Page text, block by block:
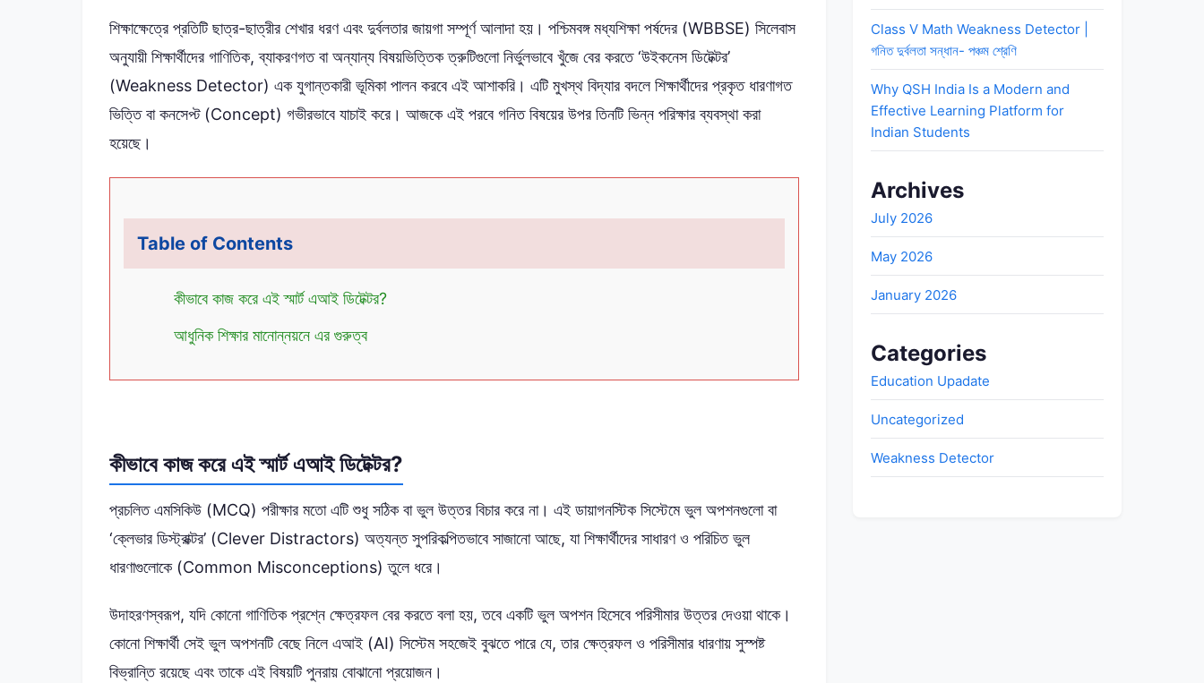
শিক্ষাক্ষেত্রে প্রতিটি ছাত্র-ছাত্রীর শেখার ধরণ এবং দুর্বলতার জায়গা সম্পূর্ণ আলাদা হয়। পশ্চিমবঙ্গ মধ্যশিক্ষা পর্ষদের (WBBSE) সিলেবাস
অনুযায়ী শিক্ষার্থীদের গাণিতিক, ব্যাকরণগত বা অন্যান্য বিষয়ভিত্তিক ত্রুটিগুলো নির্ভুলভাবে খুঁজে বের করতে ‘উইকনেস ডিটেক্টর’
(Weakness Detector) এক যুগান্তকারী ভূমিকা পালন করবে এই আশাকরি। এটি মুখস্থ বিদ্যার বদলে শিক্ষার্থীদের প্রকৃত ধারণাগত
ভিত্তি বা কনসেপ্ট (Concept) গভীরভাবে যাচাই করে। আজকে এই পরবে গনিত বিষয়ের উপর তিনটি ভিন্ন পরিক্ষার ব্যবস্থা করা
হয়েছে।
Table of Contents
কীভাবে কাজ করে এই স্মার্ট এআই ডিটেক্টর?
আধুনিক শিক্ষার মানোন্নয়নে এর গুরুত্ব
কীভাবে কাজ করে এই স্মার্ট এআই ডিটেক্টর?
প্রচলিত এমসিকিউ (MCQ) পরীক্ষার মতো এটি শুধু সঠিক বা ভুল উত্তর বিচার করে না। এই ডায়াগনস্টিক সিস্টেমে ভুল অপশনগুলো বা
‘ক্লেভার ডিস্ট্রাক্টর’ (Clever Distractors) অত্যন্ত সুপরিকল্পিতভাবে সাজানো আছে, যা শিক্ষার্থীদের সাধারণ ও পরিচিত ভুল
ধারণাগুলোকে (Common Misconceptions) তুলে ধরে।
উদাহরণস্বরূপ, যদি কোনো গাণিতিক প্রশ্নে ক্ষেত্রফল বের করতে বলা হয়, তবে একটি ভুল অপশন হিসেবে পরিসীমার উত্তর দেওয়া থাকে।
কোনো শিক্ষার্থী সেই ভুল অপশনটি বেছে নিলে এআই (AI) সিস্টেম সহজেই বুঝতে পারে যে, তার ক্ষেত্রফল ও পরিসীমার ধারণায় সুস্পষ্ট
বিভ্রান্তি রয়েছে এবং তাকে এই বিষয়টি পুনরায় বোঝানো প্রয়োজন।
Class V Math Weakness Detector |
গনিত দুর্বলতা সন্ধান- পঞ্চম শ্রেণি
Why QSH India Is a Modern and
Effective Learning Platform for
Indian Students
Archives
July 2026
May 2026
January 2026
Categories
Education Upadate
Uncategorized
Weakness Detector